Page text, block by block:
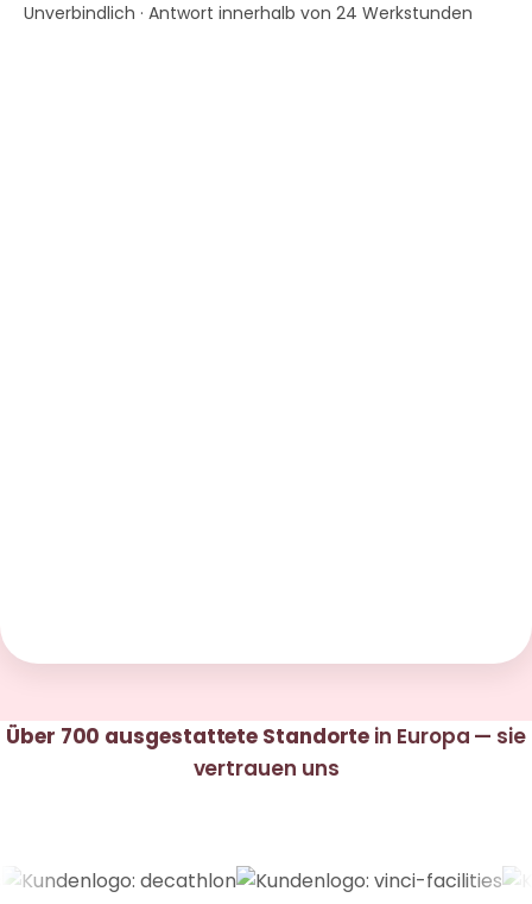
Unverbindlich · Antwort innerhalb von 24 Werkstunden
Über 700 ausgestattete Standorte in Europa — sie
vertrauen uns